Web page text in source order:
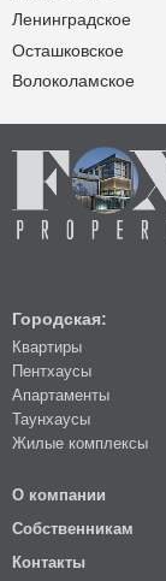
Ленинградское
Осташковское
Волоколамское
Городская:
Квартиры
Пентхаусы
Апартаменты
Таунхаусы
Жилые комплексы
О компании
Собственникам
Контакты